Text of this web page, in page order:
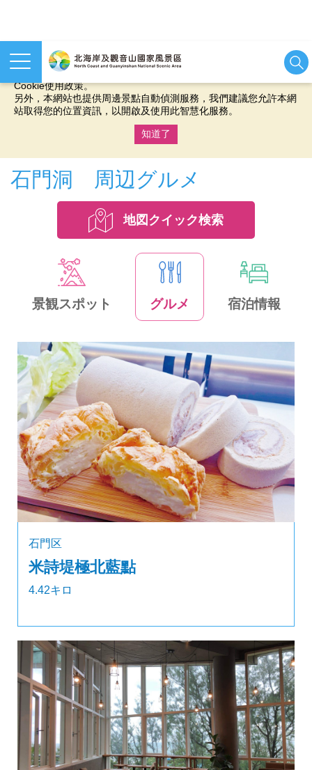
本網站使用cookies等相關技術以持續優化網站服務，並有助於為
您提供更佳的體驗，當您繼續使用本網站即表示您同意我們的
Cookie使用政策。
另外，本網站也提供周邊景點自動偵測服務，我們建議您允許本網
站取得您的位置資訊，以開啟及使用此智慧化服務。
知道了
石門洞 周辺グルメ
地図クイック検索
景観スポット グルメ 宿泊情報
石門区
米詩堤極北藍點
4.42キロ